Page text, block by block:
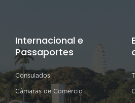
Internacional e
Passaportes
Consulados
Câmaras de Comércio